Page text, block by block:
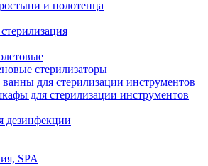
и полотенца
стерилизаторы
ванны для стерилизации инструментов
для стерилизации инструментов
дезинфекции
SPA